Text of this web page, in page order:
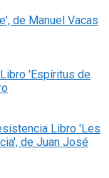
de Manuel Vacas
Libro 'Espíritus de
Libro 'Les
de Juan José